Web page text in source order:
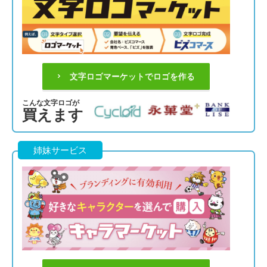
文字ロゴマーケットでロゴを作る
こんな文字ロゴが
買えます
姉妹サービス